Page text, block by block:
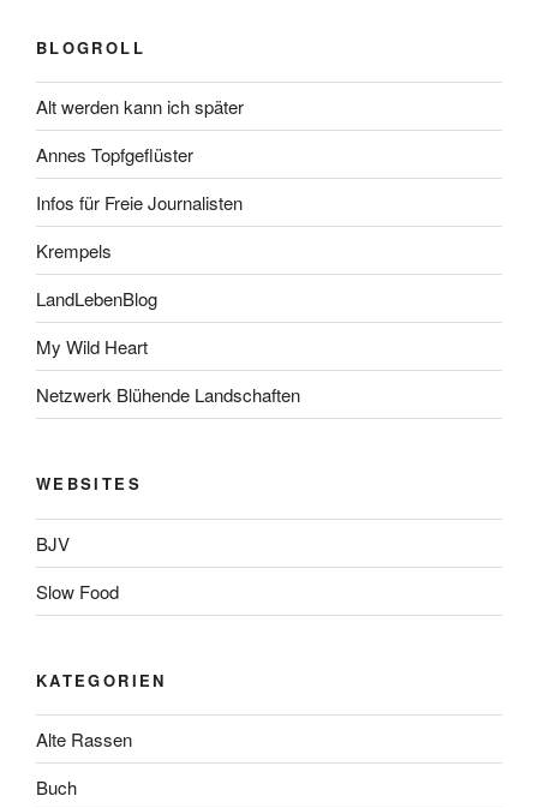
BLOGROLL
Alt werden kann ich später
Annes Topfgeflüster
Infos für Freie Journalisten
Krempels
LandLebenBlog
My Wild Heart
Netzwerk Blühende Landschaften
WEBSITES
BJV
Slow Food
KATEGORIEN
Alte Rassen
Buch